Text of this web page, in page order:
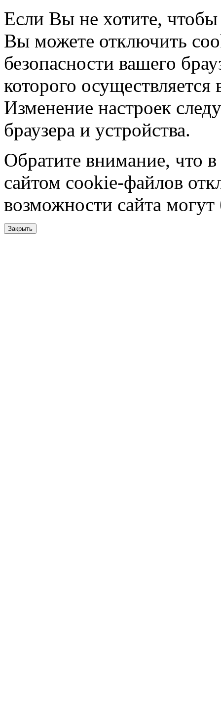
Если Вы не хотите,
Вы можете отключить
безопасности вашего
которого
Изменение настроек
браузера и устройства.
Обратите внимание, что в
сайтом cookie-файлов
возможности сайта
Закрыть